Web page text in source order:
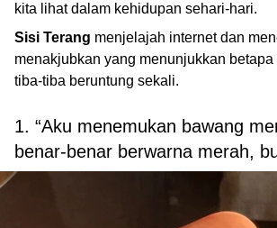
kita lihat dalam kehidupan sehari-hari.
Sisi Terang menjelajah internet dan
menakjubkan yang menunjukkan
tiba-tiba beruntung sekali.
1. “Aku menemukan bawang
benar-benar berwarna merah,